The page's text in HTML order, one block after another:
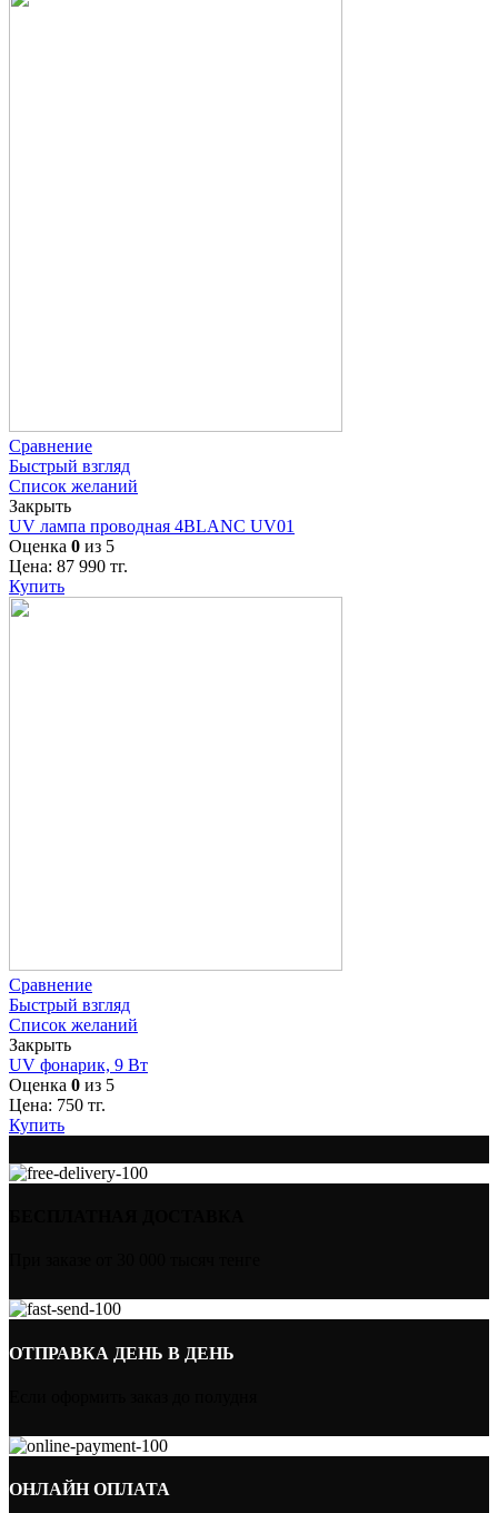
Сравнение
Быстрый взгляд
Список желаний
Закрыть
UV лампа проводная 4BLANC UV01
Оценка 0 из 5
Цена: 87 990 тг.
Купить
Сравнение
Быстрый взгляд
Список желаний
Закрыть
UV фонарик, 9 Вт
Оценка 0 из 5
Цена: 750 тг.
Купить
ОТПРАВКА ДЕНЬ В ДЕНЬ
ОНЛАЙН ОПЛАТА